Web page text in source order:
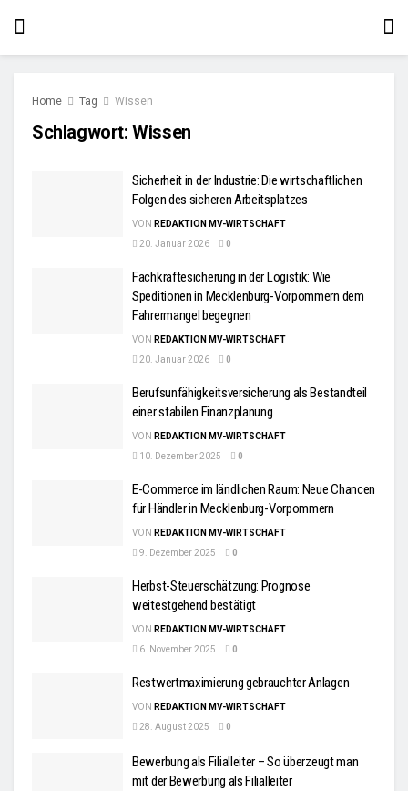
Home Tag Wissen
Schlagwort:Wissen
Sicherheit in der Industrie: Die wirtschaftlichen
Folgen des sicheren Arbeitsplatzes
VON REDAKTION MV-WIRTSCHAFT
20. Januar 2026
0
Fachkräftesicherung in der Logistik: Wie
Speditionen in Mecklenburg-Vorpommern dem
Fahrermangel begegnen
VON REDAKTION MV-WIRTSCHAFT
20. Januar 2026
0
Berufsunfähigkeitsversicherung als Bestandteil
einer stabilen Finanzplanung
VON REDAKTION MV-WIRTSCHAFT
10. Dezember 2025
0
E-Commerce im ländlichen Raum: Neue Chancen
für Händler in Mecklenburg-Vorpommern
VON REDAKTION MV-WIRTSCHAFT
9. Dezember 2025
0
Herbst-Steuerschätzung: Prognose
weitestgehend bestätigt
VON REDAKTION MV-WIRTSCHAFT
6. November 2025
0
Restwertmaximierung gebrauchter Anlagen
VON REDAKTION MV-WIRTSCHAFT
28. August 2025
0
Bewerbung als Filialleiter – So überzeugt man
mit der Bewerbung als Filialleiter